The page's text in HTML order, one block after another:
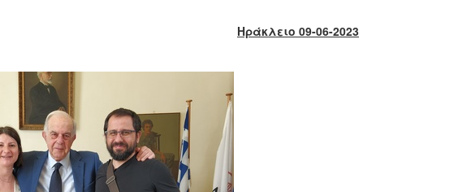
Ηράκλειο 09-06-2023